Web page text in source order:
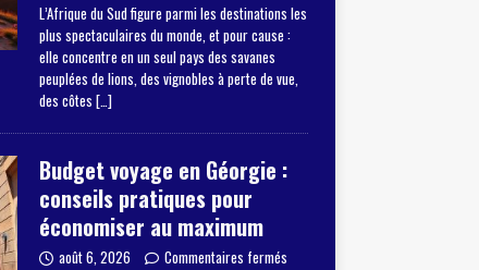
L’Afrique du Sud figure parmi les destinations les
plus spectaculaires du monde, et pour cause :
elle concentre en un seul pays des savanes
peuplées de lions, des vignobles à perte de vue,
des côtes […]
Budget voyage en Géorgie :
conseils pratiques pour
économiser au maximum
août 6, 2026 Commentaires fermés